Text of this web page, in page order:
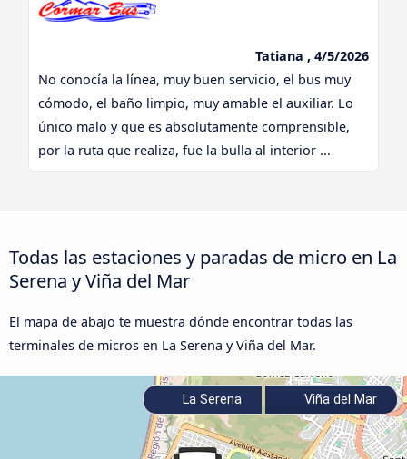
Tatiana , 4/5/2026
No conocía la línea, muy buen servicio, el bus muy
cómodo, el baño limpio, muy amable el auxiliar. Lo
único malo y que es absolutamente comprensible,
por la ruta que realiza, fue la bulla al interior ...
Todas las estaciones y paradas de micro en La
Serena y Viña del Mar
El mapa de abajo te muestra dónde encontrar todas las
terminales de micros en La Serena y Viña del Mar.
La Serena Viña del Mar